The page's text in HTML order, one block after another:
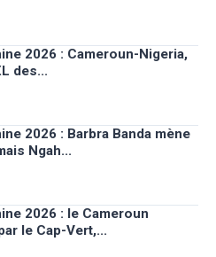
2026 : Cameroun-Nigeria,
des...
2026 : Barbra Banda mène
Ngah...
2026 : le Cameroun
le Cap-Vert,...